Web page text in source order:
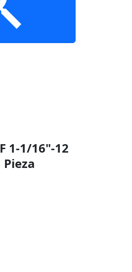
1-1/16"-12
Pieza